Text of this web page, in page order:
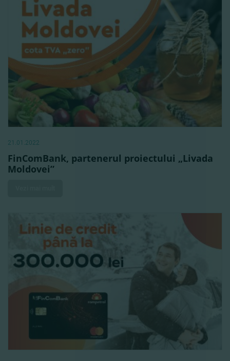
21.01.2022
FinComBank, partenerul proiectului „Livada
Moldovei”